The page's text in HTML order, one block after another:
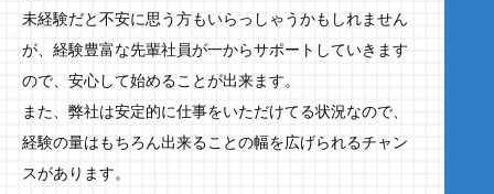
未経験だと不安に思う方もいらっしゃうかもしれません
が、経験豊富な先輩社員が一からサポートしていきます
ので、安心して始めることが出来ます。
また、弊社は安定的に仕事をいただけてる状況なので、
経験の量はもちろん出来ることの幅を広げられるチャン
スがあります。